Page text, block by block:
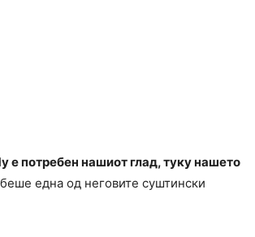
е потребен нашиот глад, туку нашето
беше една од неговите суштински